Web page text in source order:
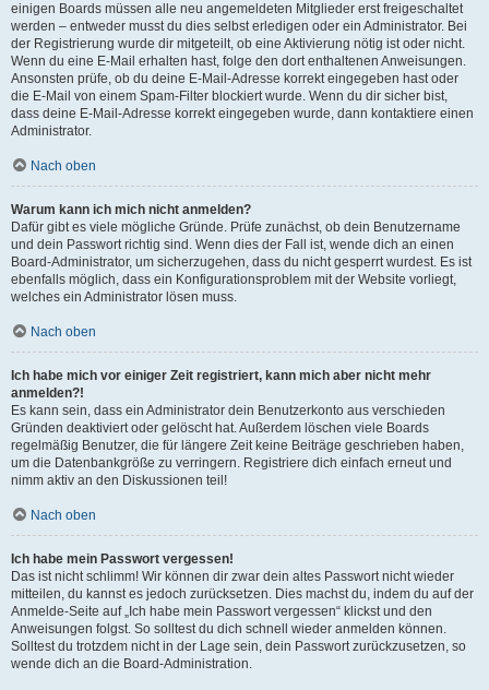
einigen Boards müssen alle neu angemeldeten Mitglieder erst freigeschaltet
werden – entweder musst du dies selbst erledigen oder ein Administrator. Bei
der Registrierung wurde dir mitgeteilt, ob eine Aktivierung nötig ist oder nicht.
Wenn du eine E-Mail erhalten hast, folge den dort enthaltenen Anweisungen.
Ansonsten prüfe, ob du deine E-Mail-Adresse korrekt eingegeben hast oder
die E-Mail von einem Spam-Filter blockiert wurde. Wenn du dir sicher bist,
dass deine E-Mail-Adresse korrekt eingegeben wurde, dann kontaktiere einen
Administrator.
Nach oben
Warum kann ich mich nicht anmelden?
Dafür gibt es viele mögliche Gründe. Prüfe zunächst, ob dein Benutzername
und dein Passwort richtig sind. Wenn dies der Fall ist, wende dich an einen
Board-Administrator, um sicherzugehen, dass du nicht gesperrt wurdest. Es ist
ebenfalls möglich, dass ein Konfigurationsproblem mit der Website vorliegt,
welches ein Administrator lösen muss.
Nach oben
Ich habe mich vor einiger Zeit registriert, kann mich aber nicht mehr
anmelden?!
Es kann sein, dass ein Administrator dein Benutzerkonto aus verschieden
Gründen deaktiviert oder gelöscht hat. Außerdem löschen viele Boards
regelmäßig Benutzer, die für längere Zeit keine Beiträge geschrieben haben,
um die Datenbankgröße zu verringern. Registriere dich einfach erneut und
nimm aktiv an den Diskussionen teil!
Nach oben
Ich habe mein Passwort vergessen!
Das ist nicht schlimm! Wir können dir zwar dein altes Passwort nicht wieder
mitteilen, du kannst es jedoch zurücksetzen. Dies machst du, indem du auf der
Anmelde-Seite auf „Ich habe mein Passwort vergessen“ klickst und den
Anweisungen folgst. So solltest du dich schnell wieder anmelden können.
Solltest du trotzdem nicht in der Lage sein, dein Passwort zurückzusetzen, so
wende dich an die Board-Administration.